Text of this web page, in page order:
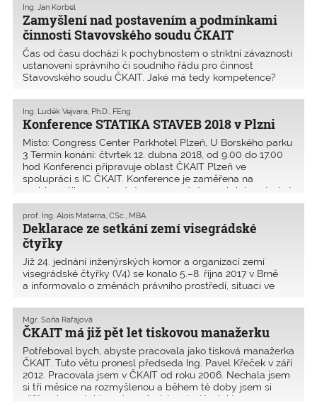
poskytl odborný výklad ohledně
konstrukce opláštění Muzea
moderního umění (Fonda
Zamyšlení nad postavením a podmínkami
činnosti Stavovského soudu ČKAIT
Ing. Jan Korbel
Čas od času dochází k pochybnostem o striktní závaznosti
ustanovení správního či soudního řádu pro činnost
Stavovského soudu ČKAIT. Jaké má tedy kompetence?
podmínek přenesl stát část svých pravomocí v odborně
vymeze
Konference STATIKA STAVEB 2018 v Plzni
Ing. Luděk Vejvara, Ph.D., FEng.
Místo: Congress Center Parkhotel Plzeň, U Borského parku
3 Termín konání: čtvrtek 12. dubna 2018, od 9.00 do 17.00
hod Konferenci připravuje oblast ČKAIT Plzeň ve
spolupráci s IC ČKAIT. Konference je zaměřena na
problematiku navrhování a posuzování nosných konstrukcí
pozem
Deklarace ze setkání zemí visegrádské
čtyřky
prof. Ing. Alois Materna, CSc., MBA
Již 24. jednání inženýrských komor a organizací zemí
visegrádské čtyřky (V4) se konalo 5.–8. října 2017 v Brně
a informo­valo o změnách právního prostředí, situaci ve
v členských zemích. Stavební zákon a�
ČKAIT má již pět let tiskovou manažerku
Mgr. Soňa Rafajová
Potřeboval bych, abyste pracovala jako tisková manažerka
ČKAIT. Tuto větu pronesl předseda Ing. Pavel Křeček v září
2012. Pracovala jsem v ČKAIT od roku 2006. Nechala jsem
si tři měsíce na rozmyšlenou a během té doby jsem si
zjišťovala, co tahle práce představuje. Kontakto